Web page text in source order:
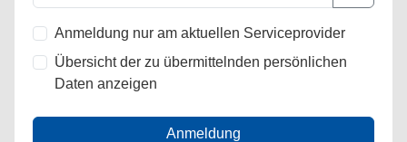
Anmeldung nur am aktuellen Serviceprovider
Übersicht der zu übermittelnden persönlichen
Daten anzeigen
Anmeldung